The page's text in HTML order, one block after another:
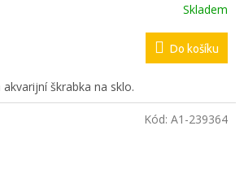
Skladem
Do košíku
škrabka na sklo.
Kód: A1-239364